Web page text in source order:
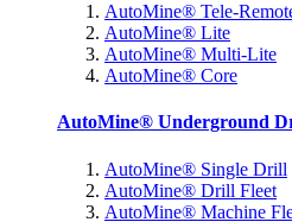
AutoMine® Tele-
AutoMine® Lite
AutoMine® Multi-Lite
AutoMine® Core
AutoMine® Underground
AutoMine® Single Drill
AutoMine® Drill Fleet
AutoMine® Machine